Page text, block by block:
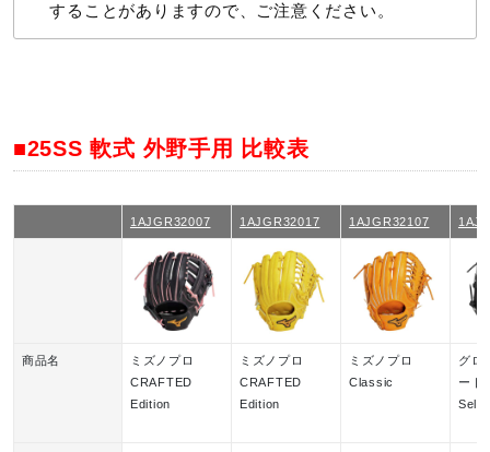
することがありますので、ご注意ください。
■25SS 軟式 外野手用 比較表
1AJGR32007 1AJGR32017 1AJGR32107
商品名
ミズノプロ
CRAFTED
Edition
ミズノプロ
CRAFTED
Edition
ミズノプロ
Classic
グロ
ート